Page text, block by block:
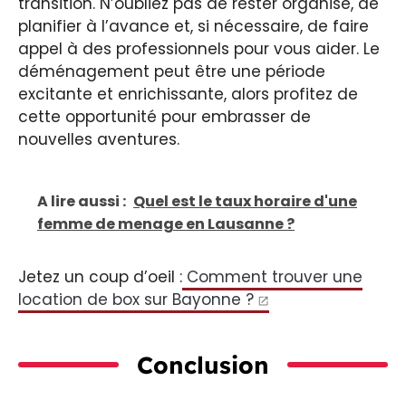
planifier à l’avance et, si nécessaire, de faire
appel à des professionnels pour vous aider. Le
déménagement peut être une période
excitante et enrichissante, alors profitez de
cette opportunité pour embrasser de
nouvelles aventures.
A lire aussi : Quel est le taux horaire d'une
femme de menage en Lausanne ?
Jetez un coup d’oeil : Comment trouver une
location de box sur Bayonne ?
Conclusion